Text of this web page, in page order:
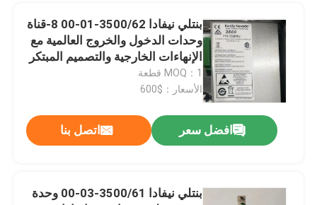
التحكم في التوربينات GE
90
ايمرسون ديلتاف
مستشعر EPRO
هانيويل بي إل سي
بنتلي نيفادا 3500/62-01-00 8-قناة
وحدات الدخول والخروج العالمية مع
الإنهاءات الخارجية والتصميم المبتكر
منخفضة الطاقة
MOQ：1 قطعة
الأسعار：$600
افضل سعر اتصل بنا
بنتلي نيفادا 3500/61-03-00 وحدة